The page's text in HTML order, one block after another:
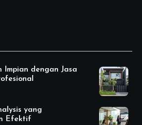
Impian dengan Jasa
yang
Efektif